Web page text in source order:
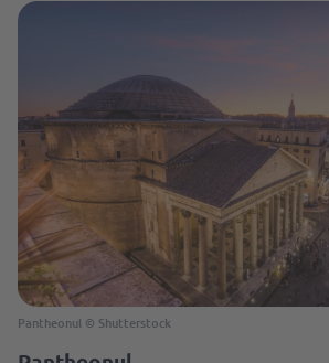
Pantheonul © Shutterstock